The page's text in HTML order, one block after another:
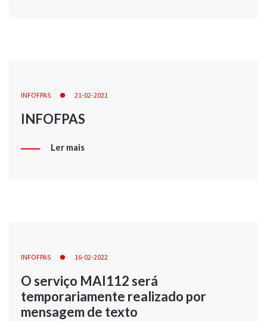
INFOFPAS 21-02-2021
INFOFPAS
Ler mais
INFOFPAS 16-02-2022
O serviço MAI112 será
temporariamente realizado por
mensagem de texto